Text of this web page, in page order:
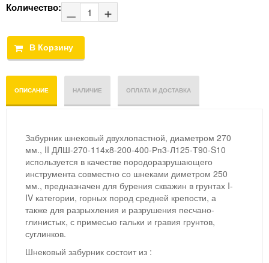
Количество:
ОПИСАНИЕ НАЛИЧИЕ ОПЛАТА И ДОСТАВКА
Забурник шнековый двухлопастной, диаметром 270
мм., II ДЛШ-270-114х8-200-400-Рп3-Л125-Т90-S10
используется в качестве породоразрушающего
инструмента совместно со шнеками диметром 250
мм., предназначен для бурения скважин в грунтах I-
IV категории, горных пород средней крепости, а
также для разрыхления и разрушения песчано-
глинистых, с примесью гальки и гравия грунтов,
суглинков.
Шнековый забурник состоит из :